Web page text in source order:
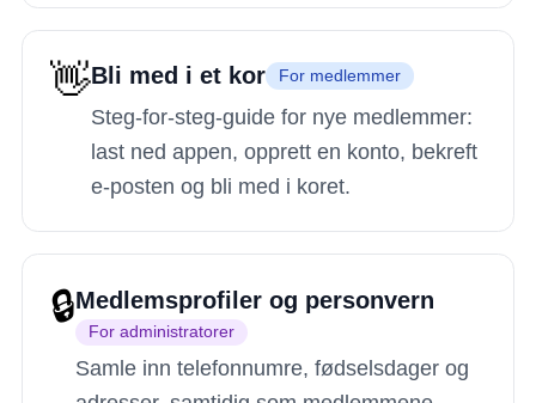
👋Bli med i et kor For medlemmer
Steg-for-steg-guide for nye medlemmer:
last ned appen, opprett en konto, bekreft
e-posten og bli med i koret.
🔒Medlemsprofiler og personvern
For administratorer
Samle inn telefonnumre, fødselsdager og